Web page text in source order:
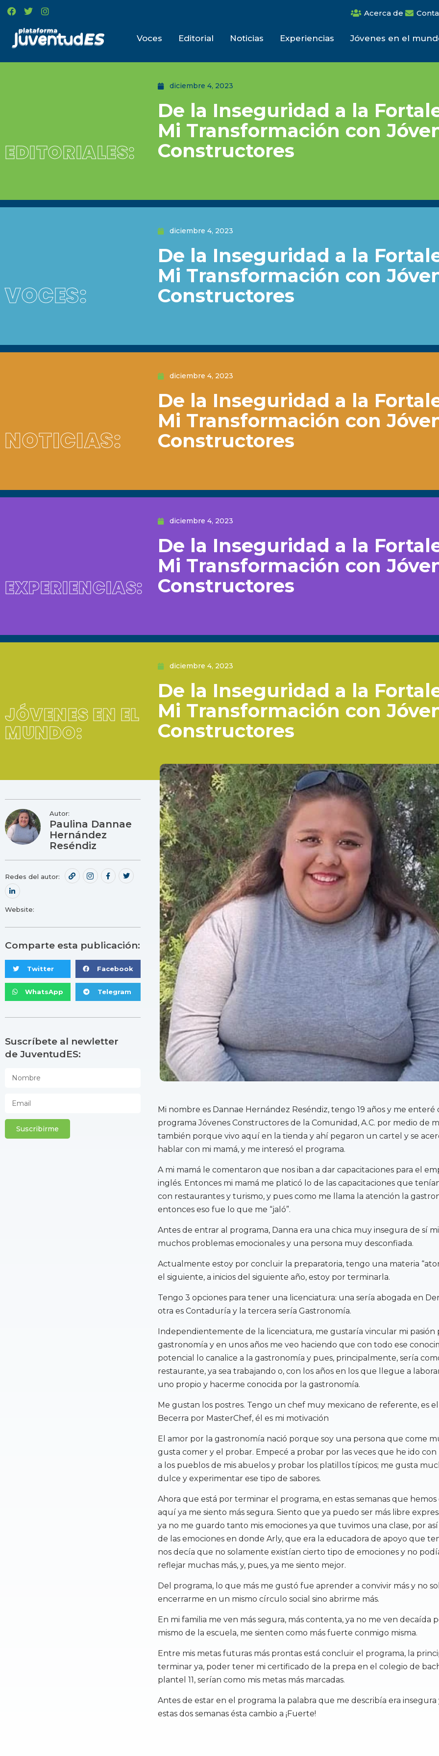
Acerca de
Voces Editorial Noticias Experiencias Jóvenes en el
EDITORIALES:
diciembre 4, 2023
De la Inseguridad a la
Mi Transformación con
Constructores
VOCES:
diciembre 4, 2023
De la Inseguridad a la
Mi Transformación con
Constructores
NOTICIAS:
diciembre 4, 2023
De la Inseguridad a la
Mi Transformación con
Constructores
EXPERIENCIAS:
diciembre 4, 2023
De la Inseguridad a la
Mi Transformación con
Constructores
JÓVENES EN EL
MUNDO:
diciembre 4, 2023
De la Inseguridad a la
Mi Transformación con
Constructores
Autor:
Paulina Dannae
Hernández
Reséndiz
Redes del autor:
Website:
Comparte esta publicación:
Twitter Facebook
WhatsApp Telegram
Suscríbete al newletter
de JuventudES:
Suscribirme
Mi nombre es Dannae Hernández Reséndiz, tengo 19 años y me enteré
programa Jóvenes Constructores de la Comunidad, A.C. por medio de
también porque vivo aquí en la tienda y ahí pegaron un cartel y se
hablar con mi mamá, y me interesó el programa.
A mi mamá le comentaron que nos iban a dar capacitaciones para el
inglés. Entonces mi mamá me platicó lo de las capacitaciones que
con restaurantes y turismo, y pues como me llama la atención la
entonces eso fue lo que me “jaló”.
Antes de entrar al programa, Danna era una chica muy insegura de sí
muchos problemas emocionales y una persona muy desconfiada.
Actualmente estoy por concluir la preparatoria, tengo una materia
el siguiente, a inicios del siguiente año, estoy por terminarla.
Tengo 3 opciones para tener una licenciatura: una sería abogada en
otra es Contaduría y la tercera sería Gastronomía.
Independientemente de la licenciatura, me gustaría vincular mi pasión
gastronomía y en unos años me veo haciendo que con todo ese
potencial lo canalice a la gastronomía y pues, principalmente, sería
restaurante, ya sea trabajando o, con los años en los que llegue a
uno propio y hacerme conocida por la gastronomía.
Me gustan los postres. Tengo un chef muy mexicano de referente, es
Becerra por MasterChef, él es mi motivación
El amor por la gastronomía nació porque soy una persona que come
gusta comer y el probar. Empecé a probar por las veces que he ido con
a los pueblos de mis abuelos y probar los platillos típicos; me gusta
dulce y experimentar ese tipo de sabores.
Ahora que está por terminar el programa, en estas semanas que hemos
aquí ya me siento más segura. Siento que ya puedo ser más libre
ya no me guardo tanto mis emociones ya que tuvimos una clase, por
de las emociones en donde Arly, que era la educadora de apoyo que
nos decía que no solamente existían cierto tipo de emociones y no
reflejar muchas más, y, pues, ya me siento mejor.
Del programa, lo que más me gustó fue aprender a convivir más y no
encerrarme en un mismo círculo social sino abrirme más.
En mi familia me ven más segura, más contenta, ya no me ven decaída
mismo de la escuela, me sienten como más fuerte conmigo misma.
Entre mis metas futuras más prontas está concluir el programa, la
terminar ya, poder tener mi certificado de la prepa en el colegio de
plantel 11, serían como mis metas más marcadas.
Antes de estar en el programa la palabra que me describía era insegura
estas dos semanas ésta cambio a ¡Fuerte!